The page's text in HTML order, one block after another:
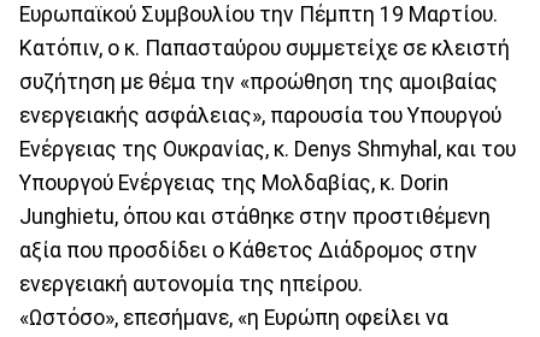
Ευρωπαϊκού Συμβουλίου την Πέμπτη 19 Μαρτίου.
Κατόπιν, ο κ. Παπασταύρου συμμετείχε σε κλειστή
συζήτηση με θέμα την «προώθηση της αμοιβαίας
ενεργειακής ασφάλειας», παρουσία του Υπουργού
Ενέργειας της Ουκρανίας, κ. Denys Shmyhal, και του
Υπουργού Ενέργειας της Μολδαβίας, κ. Dorin
Junghietu, όπου και στάθηκε στην προστιθέμενη
αξία που προσδίδει ο Κάθετος Διάδρομος στην
ενεργειακή αυτονομία της ηπείρου.
«Ωστόσο», επεσήμανε, «η Ευρώπη οφείλει να